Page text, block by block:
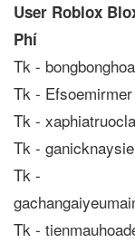
User Roblox
Phí
Tk -
Tk - Efsoemirmer
Tk -
Tk -
Tk -
Tk -